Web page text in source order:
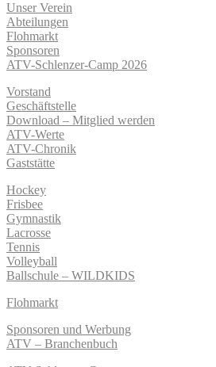
Unser Verein
Abteilungen
Flohmarkt
Sponsoren
ATV-Schlenzer-Camp 2026
Vorstand
Geschäftstelle
Download – Mitglied werden
ATV-Werte
ATV-Chronik
Gaststätte
Hockey
Frisbee
Gymnastik
Lacrosse
Tennis
Volleyball
Ballschule – WILDKIDS
Flohmarkt
Sponsoren und Werbung
ATV – Branchenbuch